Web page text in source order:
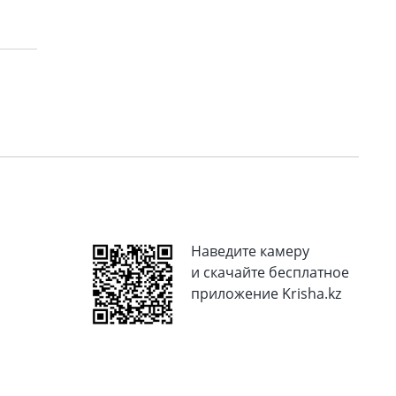
Наведите камеру
и скачайте бесплатное
приложение Krisha.kz